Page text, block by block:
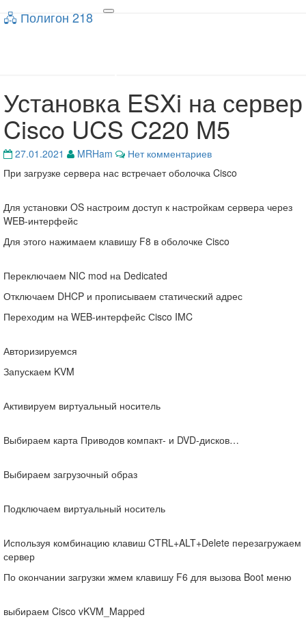
Toggle
🖧 Полигон 218
🖧 Полигон 218
Установка
ESXi
на
сервер
Cisco
UCS
C220
Установка ESXi на сервер
Cisco UCS C220 M5
27.01.2021 MRHam Комментарии
Нет комментариев
При загрузке сервера нас встречает оболочка Cisco
Для установки OS настроим доступ к настройкам сервера через
WEB-интерфейс
Для этого нажимаем клавишу F8 в оболочке Сisco
Переключаем NIC mod на Dedicated
Отключаем DHCP и прописываем статический адрес
Переходим на WEB-интерфейс Сisco IMC
Авторизируемся
Запускаем KVM
Активируем виртуальный носитель
Выбираем карта Приводов компакт- и DVD-дисков…
Выбираем загрузочный образ
Подключаем виртуальный носитель
Используя комбинацию клавиш CTRL+ALT+Delete перезагружаем
сервер
По окончании загрузки жмем клавишу F6 для вызова Boot меню
выбираем Cisco vKVM_Mapped